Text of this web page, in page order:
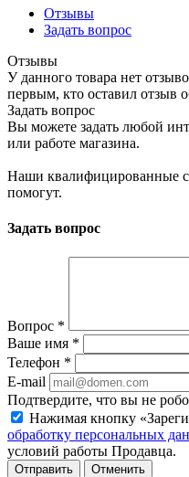
Отзывы
Задать вопрос
Отзывы
У данного товара нет
первым, кто оставил отзыв
Задать вопрос
Вы можете задать любой
или работе магазина.
Наши квалифицированные
помогут.
Задать вопрос
Вопрос *
Ваше имя *
Телефон *
E-mail
Подтвердите, что вы не
Нажимая кнопку
обработку персональных
условий работы Продавца.
Отменить